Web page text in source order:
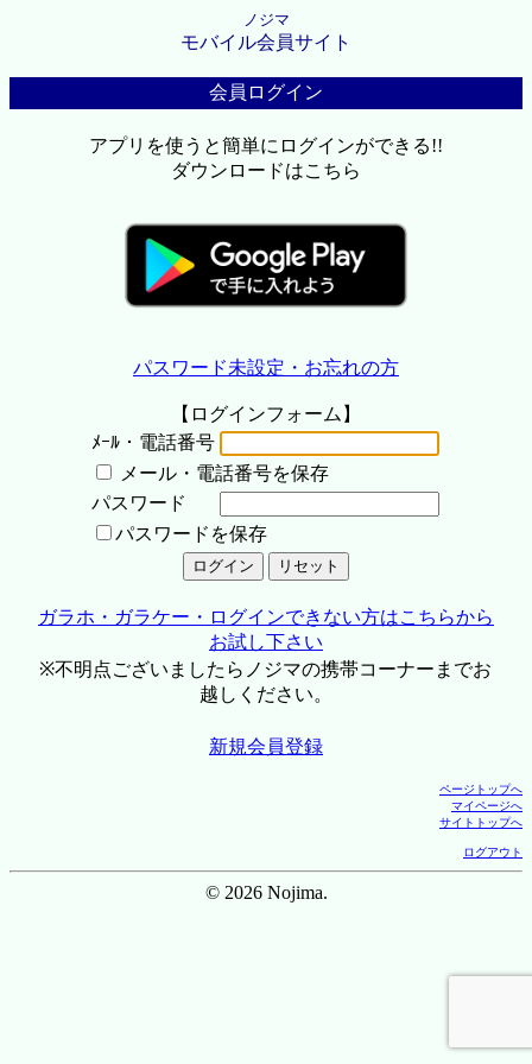
ノジマ
モバイル会員サイト
会員ログイン
アプリを使うと簡単にログインができる!!
ダウンロードはこちら
パスワード未設定・お忘れの方
【ログインフォーム】
ﾒｰﾙ・電話番号
メール・電話番号を保存
パスワード
パスワードを保存
ガラホ・ガラケー・ログインできない方はこちらから
お試し下さい
※不明点ございましたらノジマの携帯コーナーまでお
越しください。
新規会員登録
ページトップへ
マイページへ
サイトトップへ
ログアウト
© 2026 Nojima.